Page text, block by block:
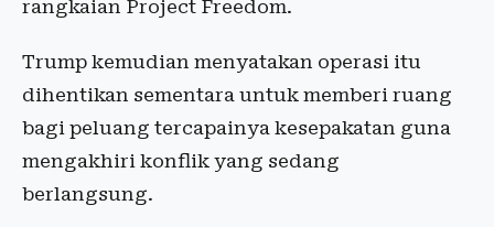
rangkaian Project Freedom.
Trump kemudian menyatakan operasi itu
dihentikan sementara untuk memberi ruang
bagi peluang tercapainya kesepakatan guna
mengakhiri konflik yang sedang
berlangsung.